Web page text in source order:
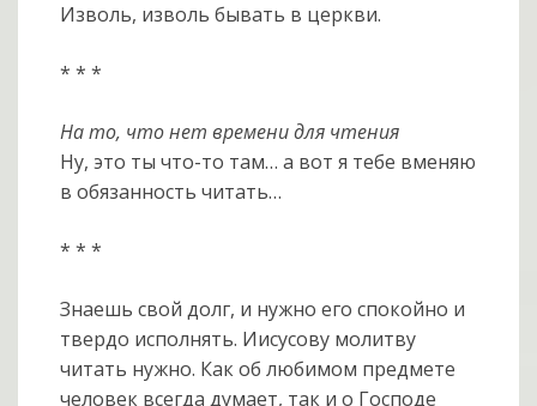
Изволь, изволь бывать в церкви.
* * *
На то, что нет времени для чтения
Ну, это ты что-то там… а вот я тебе вменяю
в обязанность читать…
* * *
Знаешь свой долг, и нужно его спокойно и
твердо исполнять. Иисусову молитву
читать нужно. Как об любимом предмете
человек всегда думает, так и о Господе